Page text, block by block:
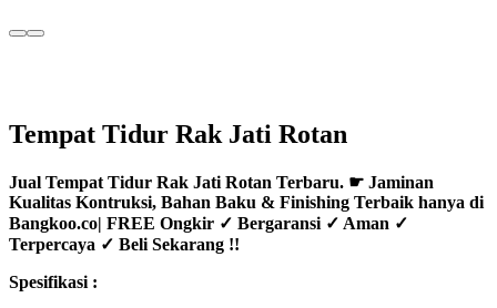
MoreMain
Tempat Tidur Rak Jati Rotan
Jual Tempat Tidur Rak Jati Rotan Terbaru. ☛ Jaminan
Kualitas Kontruksi, Bahan Baku & Finishing Terbaik hanya di
Bangkoo.co| FREE Ongkir ✓ Bergaransi ✓ Aman ✓
Terpercaya ✓ Beli Sekarang !!
Spesifikasi :